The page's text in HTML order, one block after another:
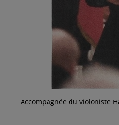
Accompagnée du violoniste